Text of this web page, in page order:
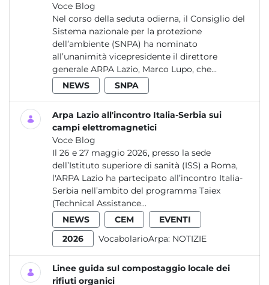
Voce Blog
Nel corso della seduta odierna, il Consiglio del
Sistema nazionale per la protezione
dell’ambiente (SNPA) ha nominato
all’unanimità vicepresidente il direttore
generale ARPA Lazio, Marco Lupo, che...
NEWS
SNPA
Arpa Lazio all'incontro Italia-Serbia sui
campi elettromagnetici
Voce Blog
Il 26 e 27 maggio 2026, presso la sede
dell’Istituto superiore di sanità (ISS) a Roma,
l'ARPA Lazio ha partecipato all’incontro Italia-
Serbia nell’ambito del programma Taiex
(Technical Assistance...
NEWS
CEM
EVENTI
2026
VocabolarioArpa: NOTIZIE
Linee guida sul compostaggio locale dei
rifiuti organici